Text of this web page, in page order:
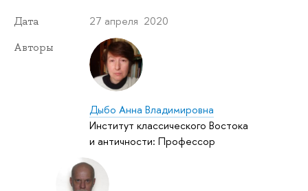
Дата 27 апреля 2020
Авторы
Дыбо Анна Владимировна
Институт классического Востока
и античности: Профессор